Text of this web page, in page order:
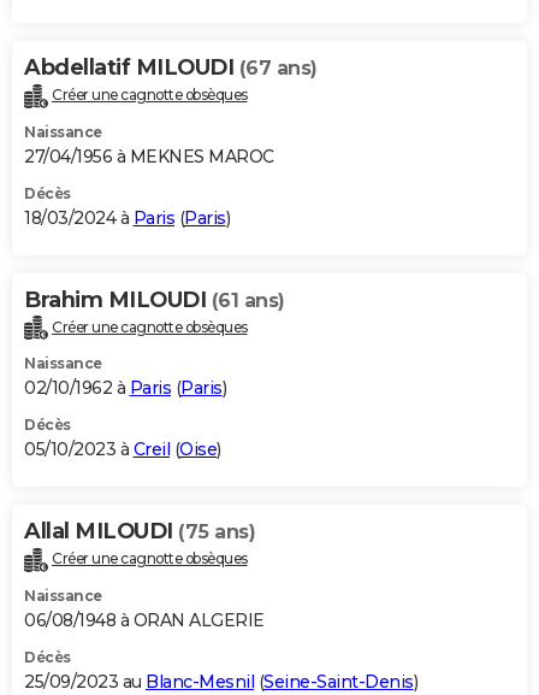
Abdellatif MILOUDI (67 ans)
Créer une cagnotte obsèques
Naissance
27/04/1956 à MEKNES MAROC
Décès
18/03/2024 à Paris (Paris)
Brahim MILOUDI (61 ans)
Créer une cagnotte obsèques
Naissance
02/10/1962 à Paris (Paris)
Décès
05/10/2023 à Creil (Oise)
Allal MILOUDI (75 ans)
Créer une cagnotte obsèques
Naissance
06/08/1948 à ORAN ALGERIE
Décès
25/09/2023 au Blanc-Mesnil (Seine-Saint-Denis)